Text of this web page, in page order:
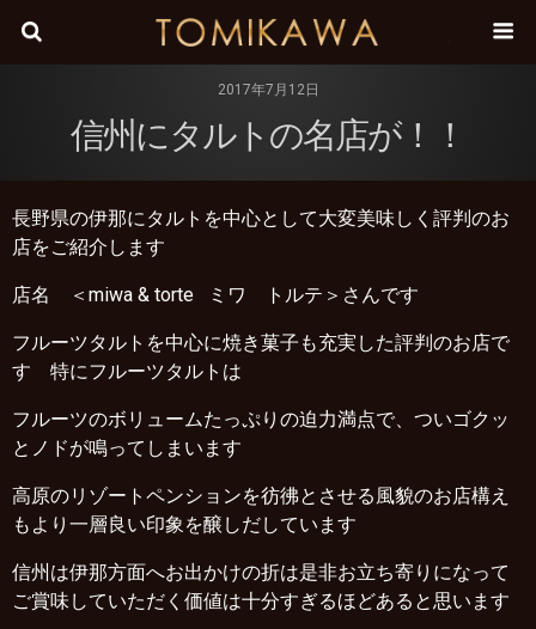
株式会
2017年7月12日
信州にタルトの名店が！！
長野県の伊那にタルトを中心として大変美味しく評判のお
店をご紹介します
店名 ＜miwa & torte ミワ トルテ＞さんです
フルーツタルトを中心に焼き菓子も充実した評判のお店で
す 特にフルーツタルトは
フルーツのボリュームたっぷりの迫力満点で、ついゴクッ
とノドが鳴ってしまいます
高原のリゾートペンションを彷彿とさせる風貌のお店構え
もより一層良い印象を醸しだしています
信州は伊那方面へお出かけの折は是非お立ち寄りになって
ご賞味していただく価値は十分すぎるほどあると思います